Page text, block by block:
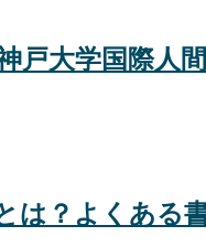
戸大学国際人
は？よくある